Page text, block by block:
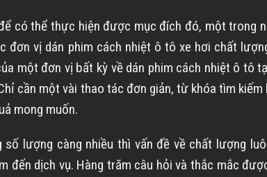
có thể thực hiện được mục đích đó, một trong
đơn vị dán phim cách nhiệt ô tô xe hơi chất
một đơn vị bất kỳ về dán phim cách nhiệt ô tô
cần một vài thao tác đơn giản, từ khóa tìm
mong muốn.
số lượng càng nhiều thì vấn đề về chất lượng
đến dịch vụ. Hàng trăm câu hỏi và thắc mắc